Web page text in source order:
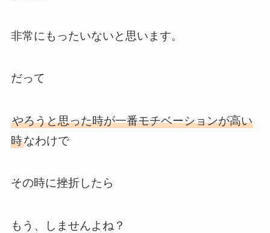
非常にもったいないと思います。
だって
やろうと思った時が一番モチベーションが高い
時なわけで
その時に挫折したら
もう、しませんよね？